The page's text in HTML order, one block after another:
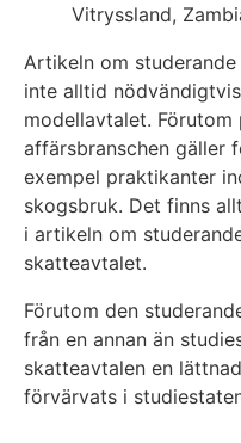
Vitryssland,
Artikeln om
inte alltid
modellavtalet.
affärsbranschen gäller
exempel praktikanter
skogsbruk. Det finns
i artikeln om
skatteavtalet.
Förutom den
från en annan än
skatteavtalen en
förvärvats i